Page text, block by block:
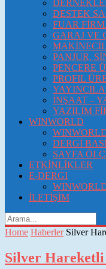
DESTEK
FUAR
GARAJ VE
PANJUR,
PENCERE
PROFIL
İNŞAAT –
YAZILIM
WINWORLD
DERGİ
SAYFA
ETKİNLİKLER
E-DERGI
İLETİŞİM
Home Haberler Silver
Silver Hareketli